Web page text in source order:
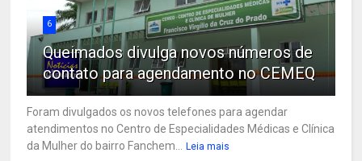
6
Queimados divulga novos números de
contato para agendamento no CEMEQ
Foram divulgados os novos telefones para agendar
atendimentos no Centro de Especialidades Médicas e Clínica
da Mulher do bairro Fanchem...
Leia mais